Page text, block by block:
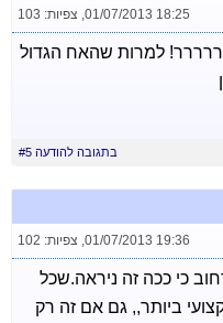
01/07/2013 18:25
, צפיות: 103
למרות שהאח הגדול
בתגובה להודעה #5
01/07/2013 19:36
, צפיות: 102
כי ככה זה ניראה.שכל
ביותר,, גם אם זה רק